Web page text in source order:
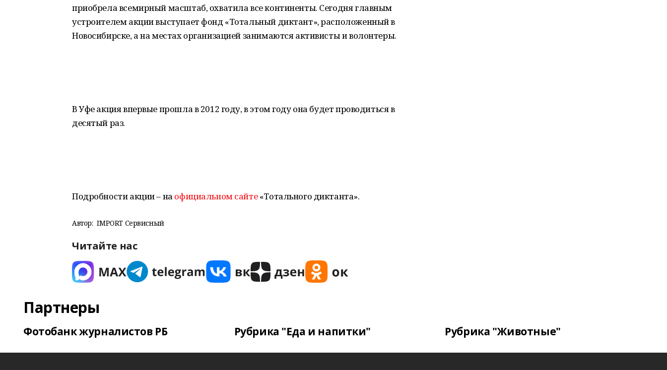
приобрела всемирный масштаб, охватила все континенты. Сегодня главным
устроителем акции выступает фонд «Тотальный диктант», расположенный в
Новосибирске, а на местах организацией занимаются активисты и волонтеры.
В Уфе акция впервые прошла в 2012 году, в этом году она будет проводиться в
десятый раз.
Подробности акции – на официальном сайте«Тотального диктанта».
Автор: IMPORT Сервисный
Читайте нас
Партнеры
Фотобанк журналистов РБ Рубрика "Еда и напитки" Рубрика "Животные"